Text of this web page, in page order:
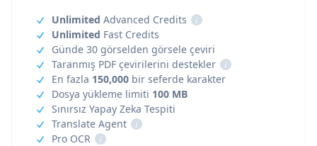
Unlimited Advanced Credits
i
Unlimited Fast Credits
Günde 30 görselden görsele çeviri
Taranmış PDF çevirilerini destekler
i
En fazla 150,000 bir seferde karakter
Dosya yükleme limiti 100 MB
Sınırsız Yapay Zeka Tespiti
Translate Agent
i
Pro OCR
i